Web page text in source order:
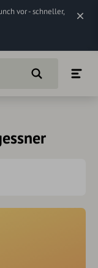
vor - schneller,